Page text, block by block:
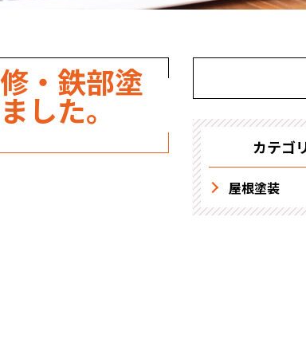
・鉄部塗
した。
カテゴ
屋根塗装